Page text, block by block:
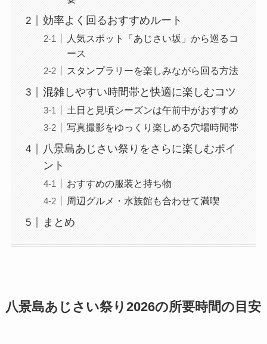
効率よく回るおすすめルート
人気スポット「あじさい坂」から巡るコ
ース
スタンプラリーを楽しみながら回る方法
混雑しやすい時間帯と快適に楽しむコツ
土日と見頃シーズンは午前中がおすすめ
写真撮影をゆっくり楽しめる穴場時間帯
八景島あじさい祭りをさらに楽しむポイ
ント
おすすめの服装と持ち物
周辺グルメ・水族館も合わせて満喫
まとめ
八景島あじさい祭り2026の所要時間の目安